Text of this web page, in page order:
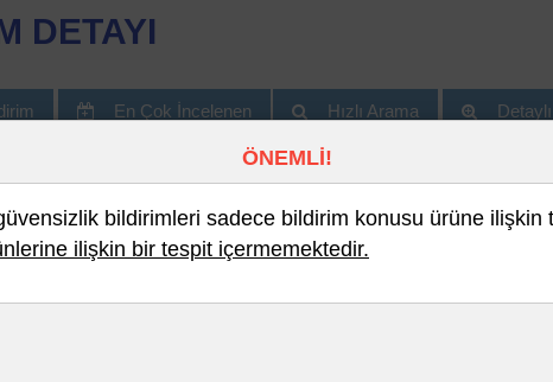
DETAYI
En Çok İncelenen Hızlı Arama
ÖNEMLİ!
bildirimleri sadece bildirim konusu ürüne ilişkin
ilişkin bir tespit içermemektedir.